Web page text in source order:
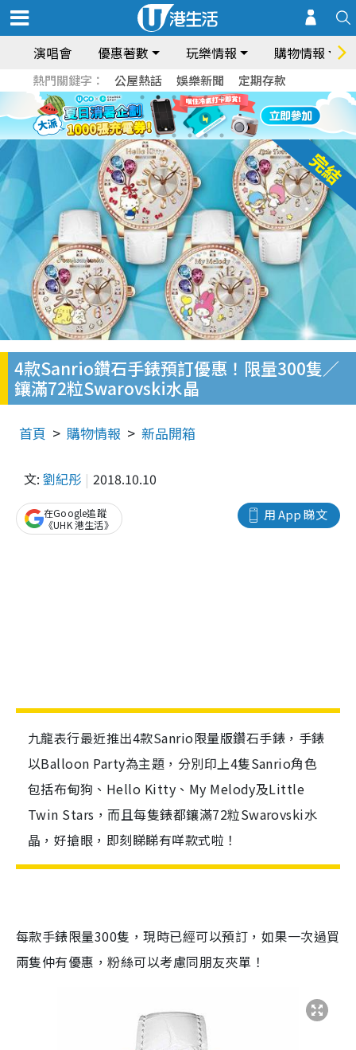
演唱會 優惠著數 玩樂情報 購物情報
熱門關鍵字： 公屋熱話 娛樂新聞 定期存款
4款Sanrio鑽石手錶預訂優惠！限量300隻／
鑲滿72粒Swarovski水晶
首頁 購物情報 新品開箱
文: 劉紀彤 2018.10.10
用 App 睇文
在Google追蹤
《UHK 港生活》
九龍表行最近推出4款Sanrio限量版鑽石手錶，手錶
以Balloon Party為主題，分別印上4隻Sanrio角色
包括布甸狗、Hello Kitty、My Melody及Little
Twin Stars，而且每隻錶都鑲滿72粒Swarovski水
晶，好搶眼，即刻睇睇有咩款式啦！
每款手錶限量300隻，現時已經可以預訂，如果一次過買
兩隻仲有優惠，粉絲可以考慮同朋友夾單！